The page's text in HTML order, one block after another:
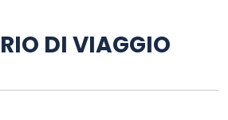
DI VIAGGIO